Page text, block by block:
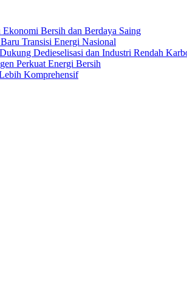
Bersih dan Berdaya Saing
Transisi Energi Nasional
Dedieselisasi dan Industri Rendah
Perkuat Energi Bersih
Komprehensif